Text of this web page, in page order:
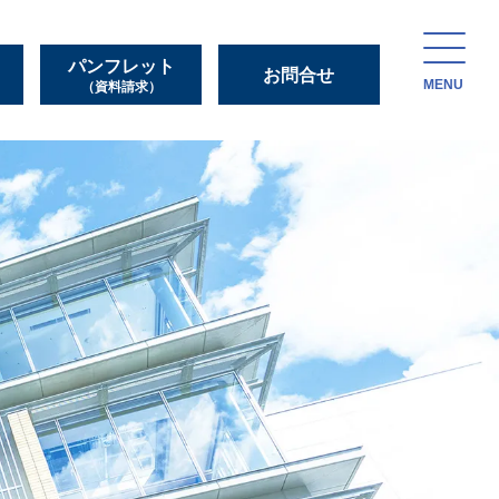
パンフレット
（資料請求）
お問合せ
MENU